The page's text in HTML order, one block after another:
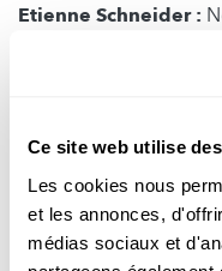
Ce site web utilise
Les cookies nous
et les annonces,
médias sociaux et
Etienne Schneider :
cadre histoire. Mais,
ne s’est donc jamais
est une chose très
toujours été la cause
l’histoire humaine ; la
Sud, d’épices et